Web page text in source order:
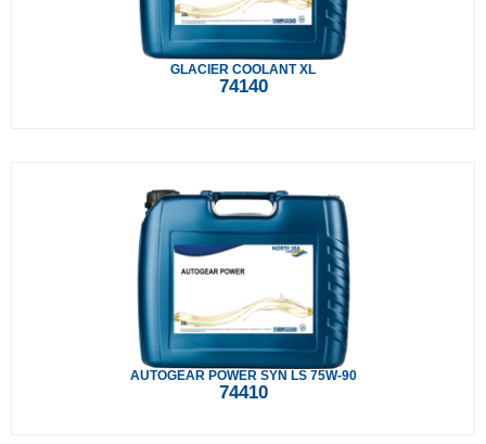
GLACIER COOLANT XL
74140
AUTOGEAR POWER SYN LS 75W-90
74410